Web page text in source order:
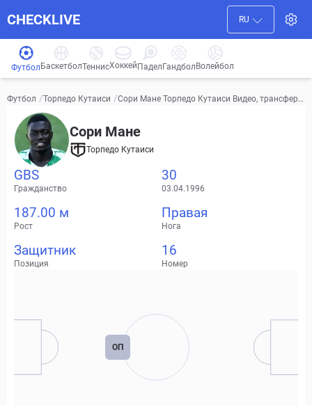
CHECKLIVE RU
Футбол БаскетболТеннисХоккей ПаделГандбол Волейбол
Футбол /Торпедо Кутаиси /Сори Мане Торпедо Кутаиси Видео, трансфер
Сори Мане
Торпедо Кутаиси
GBS
Гражданство
30
03.04.1996
187.00 м
Рост
Правая
Нога
Защитник
Позиция
16
Номер
ОП